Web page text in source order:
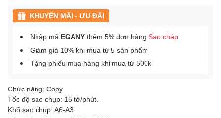
KHUYẾN MÃI - ƯU ĐÃI
Nhập mã EGANY thêm 5% đơn hàng Sao chép
Giảm giá 10% khi mua từ 5 sản phẩm
Tặng phiếu mua hàng khi mua từ 500k
Chức năng: Copy
Tốc độ sao chụp: 15 tờ/phút.
Khổ sao chụp: A6-A3.